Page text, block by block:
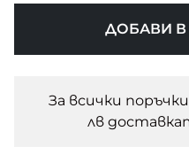
ДОБАВИ
За всички поръчки
лв